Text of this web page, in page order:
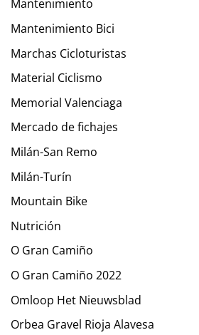
Mantenimiento
Mantenimiento Bici
Marchas Cicloturistas
Material Ciclismo
Memorial Valenciaga
Mercado de fichajes
Milán-San Remo
Milán-Turín
Mountain Bike
Nutrición
O Gran Camiño
O Gran Camiño 2022
Omloop Het Nieuwsblad
Orbea Gravel Rioja Alavesa